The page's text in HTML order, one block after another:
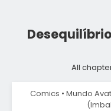
All
Comics • Mundo